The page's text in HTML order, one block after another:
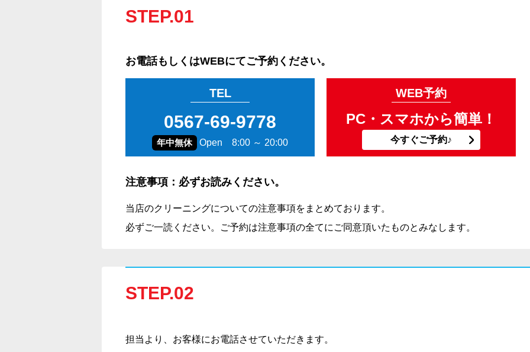
STEP.01
お電話もしくはWEBにてご予約ください。
TEL
0567-69-9778
年中無休 Open 8:00 ～ 20:00
WEB予約
PC・スマホから簡単！
今すぐご予約♪
注意事項：必ずお読みください。
当店のクリーニングについての注意事項をまとめております。
必ずご一読ください。ご予約は注意事項の全てにご同意頂いたものとみなします。
STEP.02
担当より、お客様にお電話させていただきます。